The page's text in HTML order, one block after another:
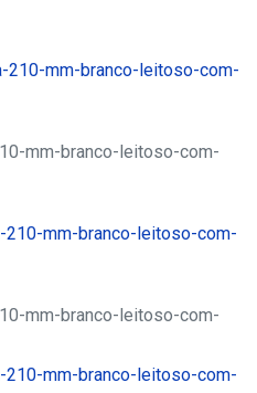
mm-branco-leitoso-com-
mm-branco-leitoso-com-